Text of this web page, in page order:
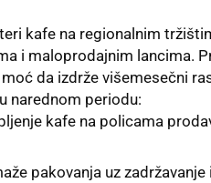
kafe na regionalnim
i maloprodajnim lancima.
da izdrže višemesečni
narednom periodu:
kafe na policama
pakovanja uz